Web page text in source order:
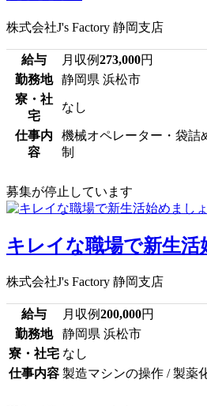
株式会社J's Factory 静岡支店
給与 月収例273,000円
勤務地
静岡県 浜松市
寮・社
宅
なし
仕事内
容
機械オペレーター・袋詰
制
募集が停止しています
キレイな職場で新生活
株式会社J's Factory 静岡支店
給与 月収例200,000円
勤務地
静岡県 浜松市
寮・社宅 なし
仕事内容 製造マシンの操作 / 製薬